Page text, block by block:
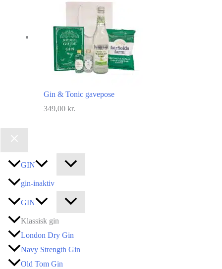
Gin & Tonic gavepose
349,00 kr.
GIN
gin-inaktiv
GIN
Klassisk gin
London Dry Gin
Navy Strength Gin
Old Tom Gin